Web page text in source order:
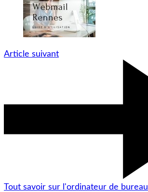
Article suivant
Tout savoir sur l'ordinateur de bureau